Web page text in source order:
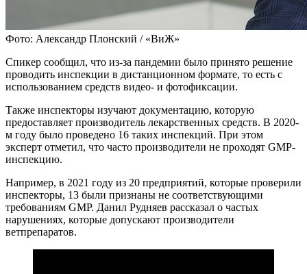
Фото: Александр Плонский / «ВиЖ»
Спикер сообщил, что из-за пандемии было принято решение
проводить инспекции в дистанционном формате, то есть с
использованием средств видео- и фотофиксации.
Также инспекторы изучают документацию, которую
предоставляет производитель лекарственных средств. В 2020-
м году было проведено 16 таких инспекций. При этом
эксперт отметил, что часто производители не проходят GMP-
инспекцию.
Например, в 2021 году из 20 предприятий, которые проверили
инспекторы, 13 были признаны не соответствующими
требованиям GMP. Данил Рудняев рассказал о частых
нарушениях, которые допускают производители
ветпрепаратов.